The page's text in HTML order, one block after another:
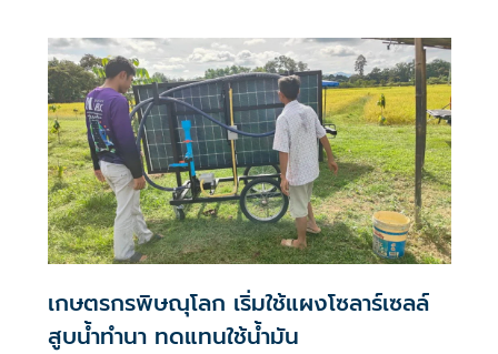
เกษตรกรพิษณุโลก เริ่มใช้แผงโซลาร์เซลล์
สูบน้ำทำนา ทดแทนใช้น้ำมัน